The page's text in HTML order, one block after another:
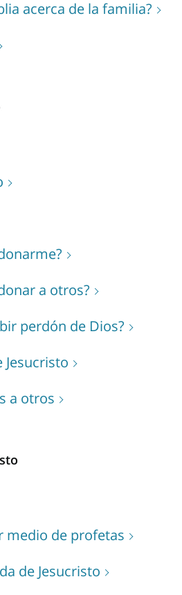
acerca de la familia?
a otros?
perdón de Dios?
Jesucristo
a otros
medio de profetas
de Jesucristo